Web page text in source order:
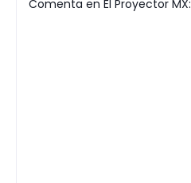
Comenta en El Proyector MX: